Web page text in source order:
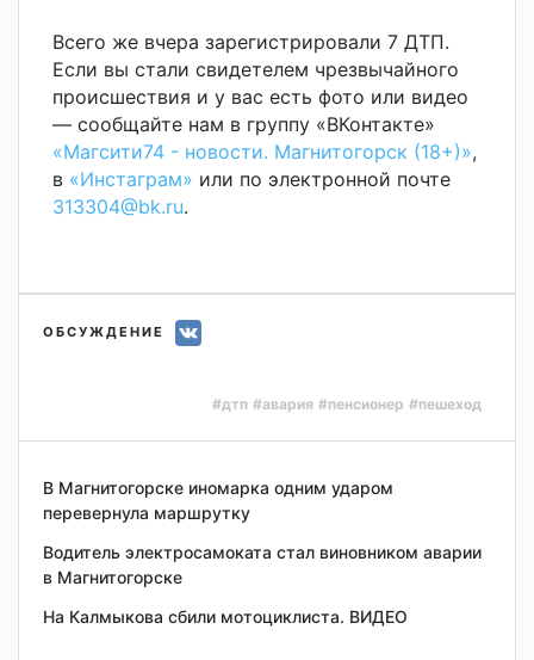
Всего же вчера зарегистрировали 7 ДТП.
Если вы стали свидетелем чрезвычайного
происшествия и у вас есть фото или видео
— сообщайте нам в группу «ВКонтакте»
«Магсити74 - новости. Магнитогорск (18+)»,
в «Инстаграм» или по электронной почте
313304@bk.ru.
ОБСУЖДЕНИЕ
#дтп #авария #пенсионер #пешеход
В Магнитогорске иномарка одним ударом
перевернула маршрутку
Водитель электросамоката стал виновником аварии
в Магнитогорске
На Калмыкова сбили мотоциклиста. ВИДЕО